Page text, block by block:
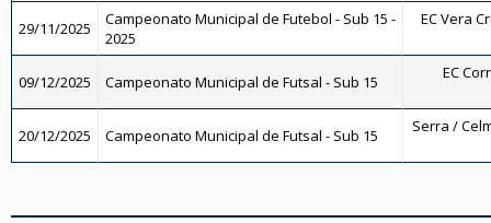
29/11/2025
Campeonato Municipal de Futebol - Sub 15 -
2025
EC Vera
09/12/2025 Campeonato Municipal de Futsal - Sub 15 EC
20/12/2025 Campeonato Municipal de Futsal - Sub 15 Serra /